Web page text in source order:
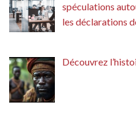
spéculations
les déclarations
Découvrez